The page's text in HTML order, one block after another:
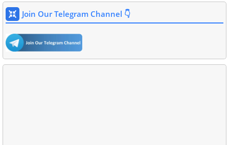
Join Our Telegram Channel 👇